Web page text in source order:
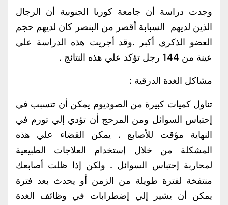
وجدت دراسة أن جامعة كوريا الجنوبية أن الرجال
الذين لديهم السبابة أقصر من البنصر كان لديهم حجم
العضو الذكري أكبر .وقد أجريت هذه الدراسة علي
عينة من 144 رجل تؤكد علي هذه النتائج .
مشاكل الغدة الدرقية :
تناول كميات كبيرة من الصوديوم يمكن أن تتسبب في
إحتباس السوائل ومن المرحج أن تؤدي إلي تورم في
النهاية مؤقت للأصابع . يمكن القضاء علي هذه
المشكلة من خلال إستخدام العلاجات الطبيعية
لمحاربة إحتباس السوائل . ولكن إذا ظلت أصابعك
منتفخة لفترة طويلة من الزمن أو يحدث بعد فترة
يمكن أن يشير إلي إضطرابات في وظائف الغدة